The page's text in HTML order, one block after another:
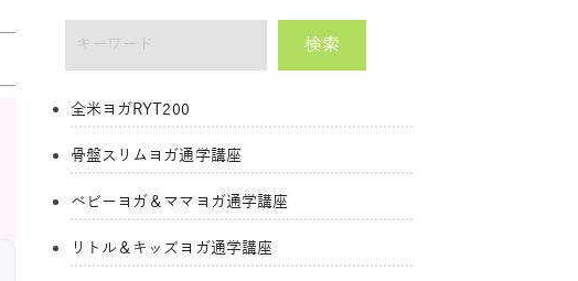
検索
全米ヨガRYT200
骨盤スリムヨガ通学講座
ベビーヨガ＆ママヨガ通学講座
リトル＆キッズヨガ通学講座